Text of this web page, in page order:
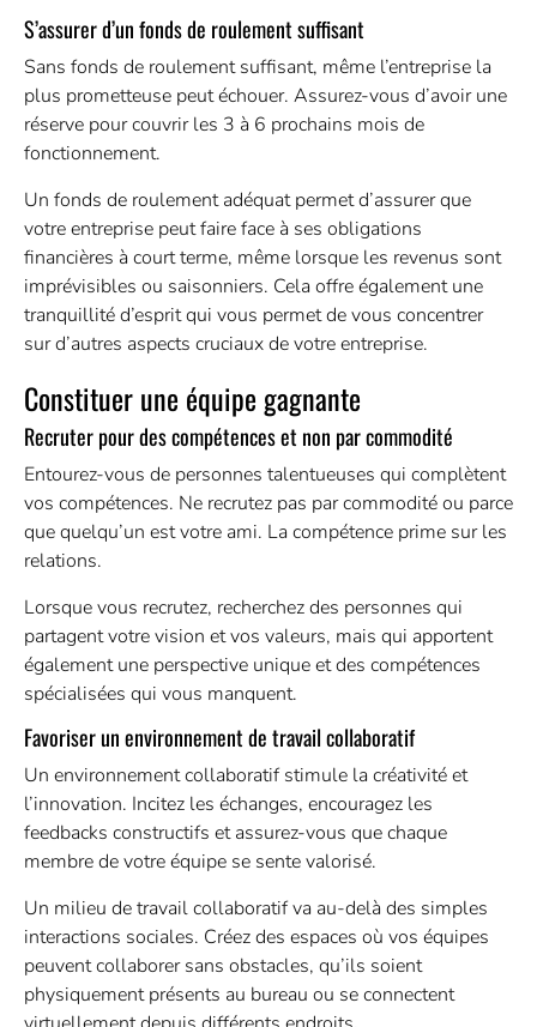
S’assurer d’un fonds de roulement suffisant
Sans fonds de roulement suffisant, même l’entreprise la
plus prometteuse peut échouer. Assurez-vous d’avoir une
réserve pour couvrir les 3 à 6 prochains mois de
fonctionnement.
Un fonds de roulement adéquat permet d’assurer que
votre entreprise peut faire face à ses obligations
financières à court terme, même lorsque les revenus sont
imprévisibles ou saisonniers. Cela offre également une
tranquillité d’esprit qui vous permet de vous concentrer
sur d’autres aspects cruciaux de votre entreprise.
Constituer une équipe gagnante
Recruter pour des compétences et non par commodité
Entourez-vous de personnes talentueuses qui complètent
vos compétences. Ne recrutez pas par commodité ou parce
que quelqu’un est votre ami. La compétence prime sur les
relations.
Lorsque vous recrutez, recherchez des personnes qui
partagent votre vision et vos valeurs, mais qui apportent
également une perspective unique et des compétences
spécialisées qui vous manquent.
Favoriser un environnement de travail collaboratif
Un environnement collaboratif stimule la créativité et
l’innovation. Incitez les échanges, encouragez les
feedbacks constructifs et assurez-vous que chaque
membre de votre équipe se sente valorisé.
Un milieu de travail collaboratif va au-delà des simples
interactions sociales. Créez des espaces où vos équipes
peuvent collaborer sans obstacles, qu’ils soient
physiquement présents au bureau ou se connectent